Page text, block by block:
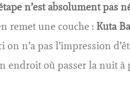
n’est absolument pas
remet une couche : Kuta
n’a pas l’impression
endroit où passer la nuit